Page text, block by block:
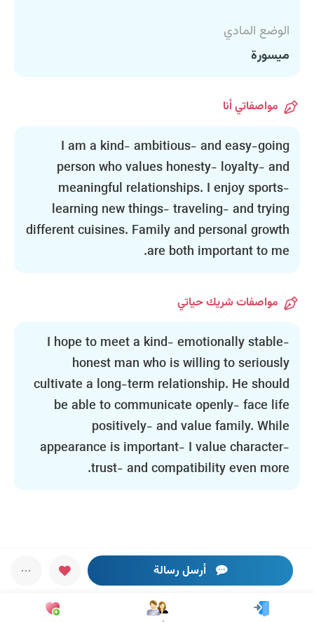
الوضع المادي
ميسورة
مواصفاتي أنا
I am a kind- ambitious- and easy-going
person who values ​​honesty- loyalty- and
meaningful relationships. I enjoy sports-
learning new things- traveling- and trying
different cuisines. Family and personal growth
are both important to me.
مواصفات شريك حياتي
I hope to meet a kind- emotionally stable-
honest man who is willing to seriously
cultivate a long-term relationship. He should
be able to communicate openly- face life
positively- and value family. While
appearance is important- I value character-
trust- and compatibility even more.
أرسل رسالة